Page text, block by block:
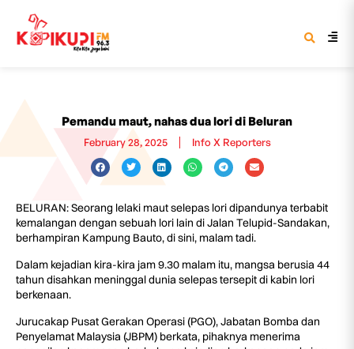
Pemandu maut, nahas dua lori di Beluran
February 28, 2025 Info X Reporters
BELURAN: Seorang lelaki maut selepas lori dipandunya terbabit
kemalangan dengan sebuah lori lain di Jalan Telupid-Sandakan,
berhampiran Kampung Bauto, di sini, malam tadi.
Dalam kejadian kira-kira jam 9.30 malam itu, mangsa berusia 44
tahun disahkan meninggal dunia selepas tersepit di kabin lori
berkenaan.
Jurucakap Pusat Gerakan Operasi (PGO), Jabatan Bomba dan
Penyelamat Malaysia (JBPM) berkata, pihaknya menerima